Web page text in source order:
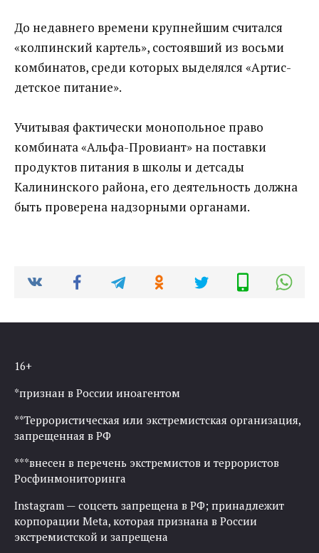
До недавнего времени крупнейшим считался
«колпинский картель», состоявший из восьми
комбинатов, среди которых выделялся «Артис-
детское питание».
Учитывая фактически монопольное право
комбината «Альфа-Провиант» на поставки
продуктов питания в школы и детсады
Калининского района, его деятельность должна
быть проверена надзорными органами.
16+
*признан в России иноагентом
**Террористическая или экстремистская организация,
запрещенная в РФ
***внесен в перечень экстремистов и террористов
Росфинмониторинга
Instagram — соцсеть запрещена в РФ; принадлежит
корпорации Meta, которая признана в России
экстремистской и запрещена